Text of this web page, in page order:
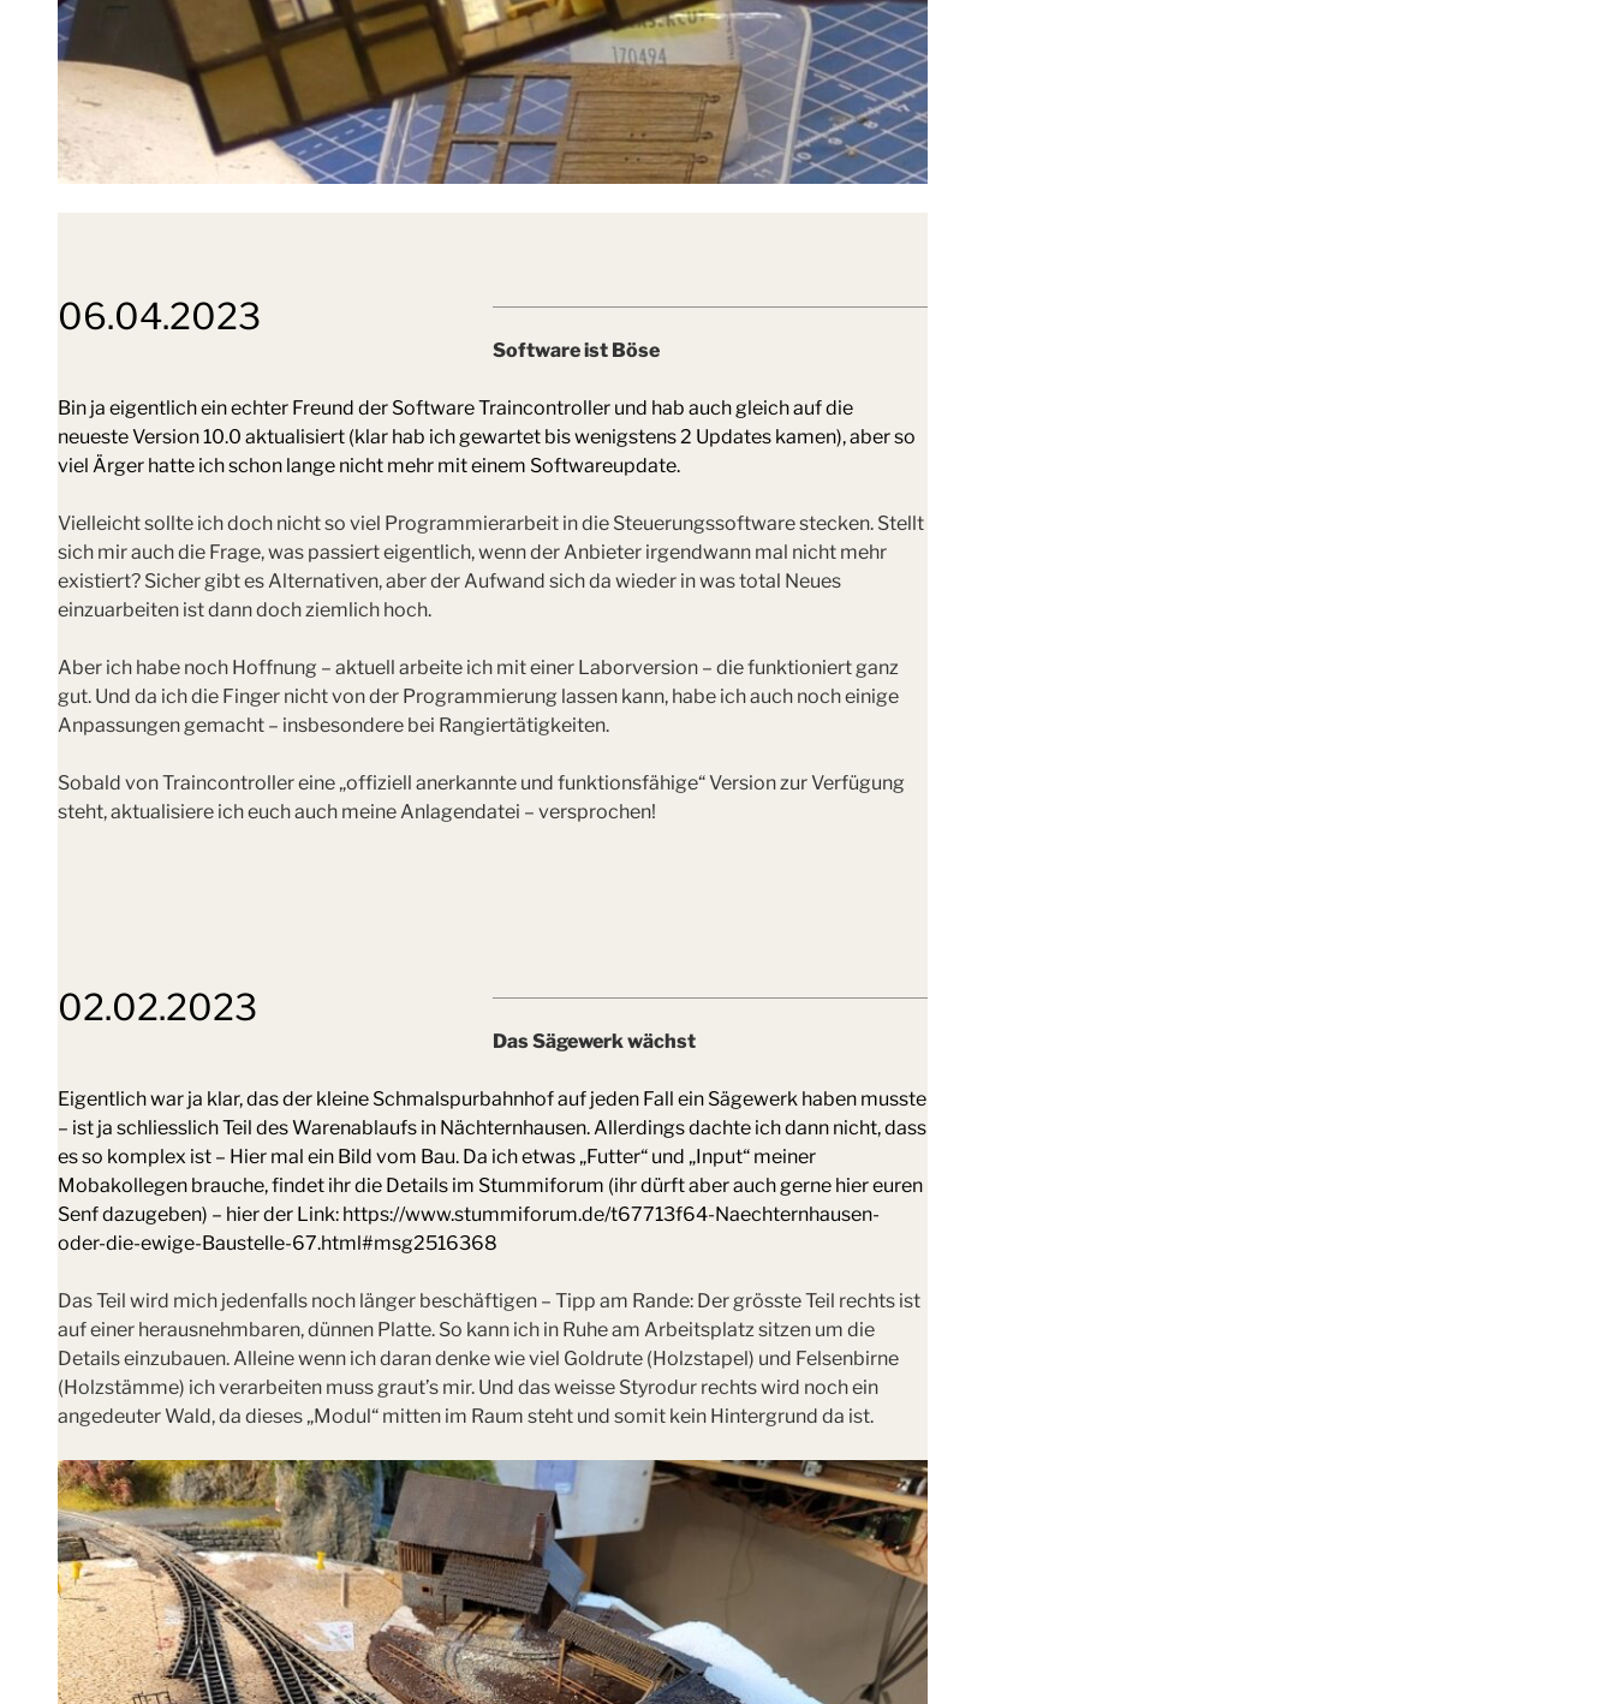
06.04.2023
Software ist Böse
Bin ja eigentlich ein echter Freund der Software Traincontroller und hab auch gleich auf die
neueste Version 10.0 aktualisiert (klar hab ich gewartet bis wenigstens 2 Updates kamen), aber so
viel Ärger hatte ich schon lange nicht mehr mit einem Softwareupdate.
Vielleicht sollte ich doch nicht so viel Programmierarbeit in die Steuerungssoftware stecken. Stellt
sich mir auch die Frage, was passiert eigentlich, wenn der Anbieter irgendwann mal nicht mehr
existiert? Sicher gibt es Alternativen, aber der Aufwand sich da wieder in was total Neues
einzuarbeiten ist dann doch ziemlich hoch.
Aber ich habe noch Hoffnung – aktuell arbeite ich mit einer Laborversion – die funktioniert ganz
gut. Und da ich die Finger nicht von der Programmierung lassen kann, habe ich auch noch einige
Anpassungen gemacht – insbesondere bei Rangiertätigkeiten.
Sobald von Traincontroller eine „offiziell anerkannte und funktionsfähige“ Version zur Verfügung
steht, aktualisiere ich euch auch meine Anlagendatei – versprochen!
02.02.2023
Das Sägewerk wächst
Eigentlich war ja klar, das der kleine Schmalspurbahnhof auf jeden Fall ein Sägewerk haben musste
– ist ja schliesslich Teil des Warenablaufs in Nächternhausen. Allerdings dachte ich dann nicht, dass
es so komplex ist – Hier mal ein Bild vom Bau. Da ich etwas „Futter“ und „Input“ meiner
Mobakollegen brauche, findet ihr die Details im Stummiforum (ihr dürft aber auch gerne hier euren
Senf dazugeben) – hier der Link: https://www.stummiforum.de/t67713f64-Naechternhausen-
oder-die-ewige-Baustelle-67.html#msg2516368
Das Teil wird mich jedenfalls noch länger beschäftigen – Tipp am Rande: Der grösste Teil rechts ist
auf einer herausnehmbaren, dünnen Platte. So kann ich in Ruhe am Arbeitsplatz sitzen um die
Details einzubauen. Alleine wenn ich daran denke wie viel Goldrute (Holzstapel) und Felsenbirne
(Holzstämme) ich verarbeiten muss graut’s mir. Und das weisse Styrodur rechts wird noch ein
angedeuter Wald, da dieses „Modul“ mitten im Raum steht und somit kein Hintergrund da ist.